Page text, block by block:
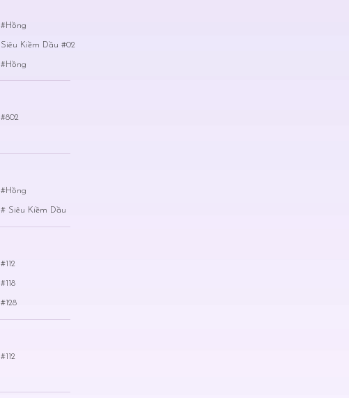
#Hồng
Siêu Kiềm Dầu #02
#Hồng
#802
#Hồng
# Siêu Kiềm Dầu
#112
#118
#128
#112